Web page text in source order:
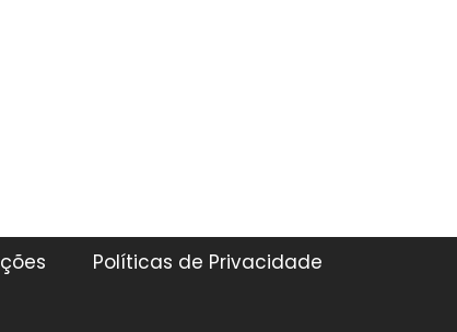
Políticas de Privacidade